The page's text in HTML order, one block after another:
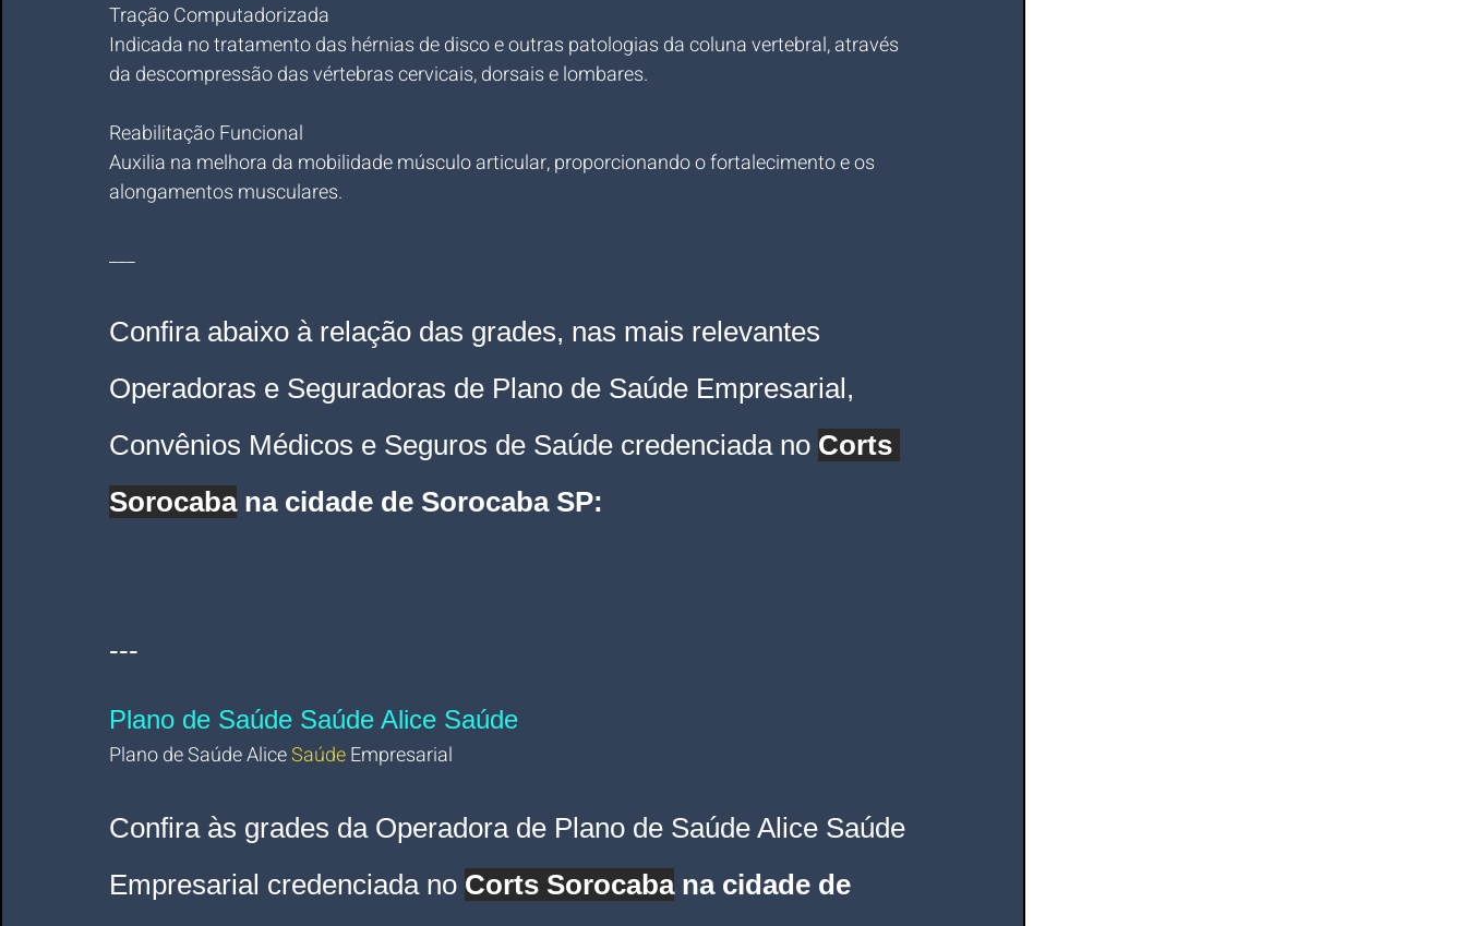
Tração Computadorizada
Indicada no tratamento das hérnias de disco e outras patologias da coluna vertebral, através
da descompressão das vértebras cervicais, dorsais e lombares.
Reabilitação Funcional
Auxilia na melhora da mobilidade músculo articular, proporcionando o fortalecimento e os
alongamentos musculares.
___
Confira abaixo à relação das grades, nas mais relevantes
Operadoras e Seguradoras de Plano de Saúde Empresarial,
Convênios Médicos e Seguros de Saúde credenciada no Corts
Sorocaba na cidade de Sorocaba SP:
---
Plano de Saúde Saúde Alice Saúde
Plano de Saúde Alice Saúde Empresarial
Confira às grades da Operadora de Plano de Saúde Alice Saúde
Empresarial credenciada no Corts Sorocaba na cidade de